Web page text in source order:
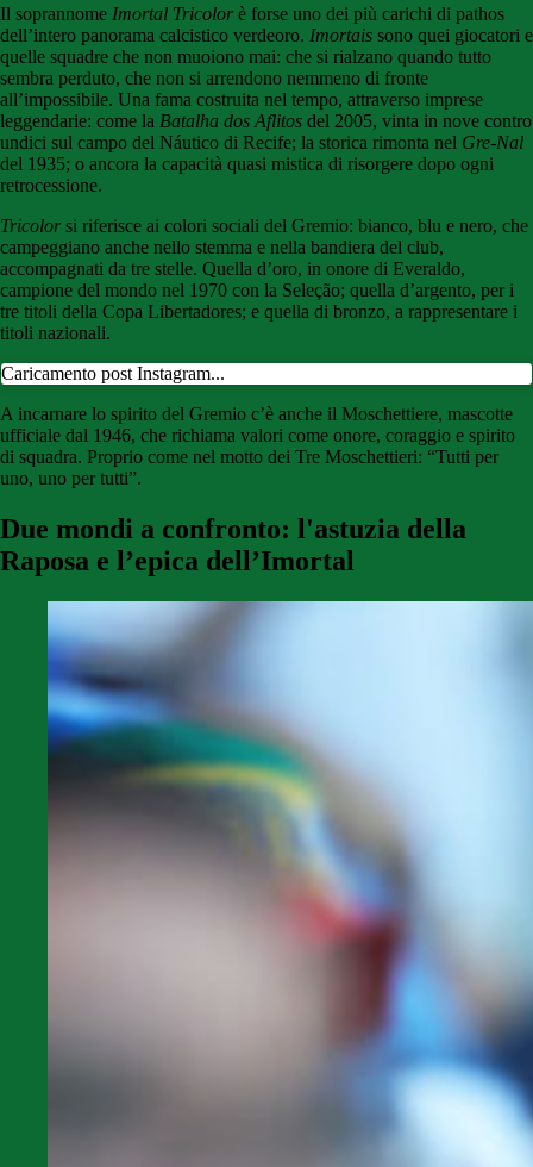
Il soprannome Imortal Tricolor è forse uno dei più carichi di pathos
dell’intero panorama calcistico verdeoro. Imortais sono quei giocatori e
quelle squadre che non muoiono mai: che si rialzano quando tutto
sembra perduto, che non si arrendono nemmeno di fronte
all’impossibile. Una fama costruita nel tempo, attraverso imprese
leggendarie: come la Batalha dos Aflitos del 2005, vinta in nove contro
undici sul campo del Náutico di Recife; la storica rimonta nel Gre-Nal
del 1935; o ancora la capacità quasi mistica di risorgere dopo ogni
retrocessione.
Tricolor si riferisce ai colori sociali del Gremio: bianco, blu e nero, che
campeggiano anche nello stemma e nella bandiera del club,
accompagnati da tre stelle. Quella d’oro, in onore di Everaldo,
campione del mondo nel 1970 con la Seleção; quella d’argento, per i
tre titoli della Copa Libertadores; e quella di bronzo, a rappresentare i
titoli nazionali.
Caricamento post Instagram...
A incarnare lo spirito del Gremio c’è anche il Moschettiere, mascotte
ufficiale dal 1946, che richiama valori come onore, coraggio e spirito
di squadra. Proprio come nel motto dei Tre Moschettieri: “Tutti per
uno, uno per tutti”.
Due mondi a confronto: l'astuzia della
Raposa e l’epica dell’Imortal